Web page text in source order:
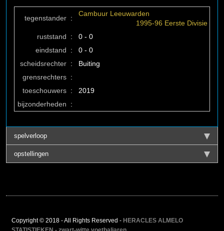
tegenstander :
Cambuur Leeuwarden
1995-96 Eerste Divisie
ruststand
:
0 - 0
eindstand
:
0 - 0
scheidsrechter :
Buiting
grensrechters :
toeschouwers :
2019
bijzonderheden
:
spelverloop
opstellingen
Copyright © 2018 - All Rights Reserved - HERACLES ALMELO